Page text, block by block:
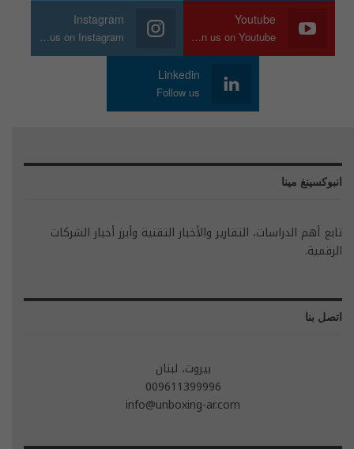
Youtube
Join us on Youtube
Instagram
Join us on Instagram
Linkedin
Follow us
انبوكسينغ مينا
تابع أهم الدراسات، التقارير والأخبار التقنية وأبرز أخبار الشركات
الرقمية.
اتصل بنا
بيروت، لبنان
009611399996
info@unboxing-ar.com